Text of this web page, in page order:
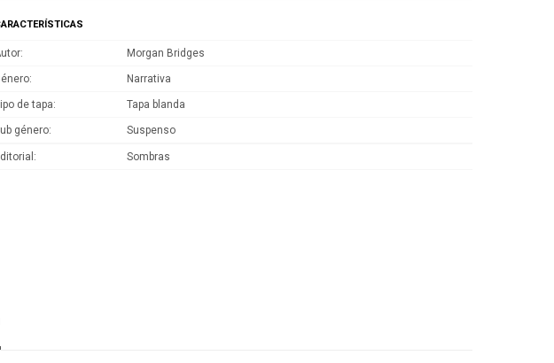
Morgan Bridges
Narrativa
de tapa Tapa blanda
género Suspenso
Sombras